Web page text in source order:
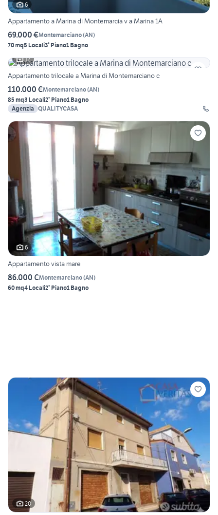
6
Appartamento a Marina di Montemarcia v a Marina 1A
69.000 €Montemarciano(AN)
70 mq5 Locali3° Piano1 Bagno
12
Appartamento trilocale a Marina di Montemarciano c
110.000 €Montemarciano(AN)
85 mq3 Locali2° Piano1 Bagno
Agenzia QUALITYCASA
6
Appartamento vista mare
86.000 €Montemarciano(AN)
60 mq4 Locali2° Piano1 Bagno
20